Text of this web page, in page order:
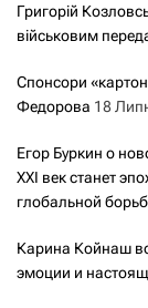
Григорій
військовим
Спонсори
Федорова 18
Егор Буркин о
XXI век станет
глобальной
Карина Койнаш
эмоции и